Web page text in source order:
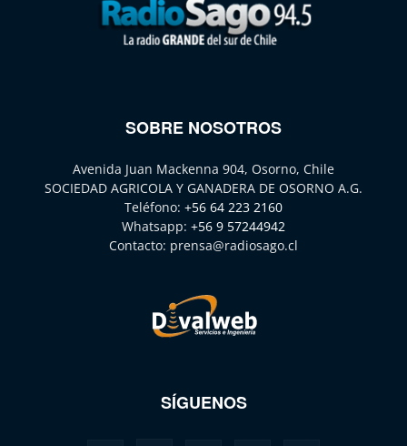
SOBRE NOSOTROS
Avenida Juan Mackenna 904, Osorno, Chile
SOCIEDAD AGRICOLA Y GANADERA DE OSORNO A.G.
Teléfono: +56 64 223 2160
Whatsapp: +56 9 57244942
Contacto: prensa@radiosago.cl
SÍGUENOS